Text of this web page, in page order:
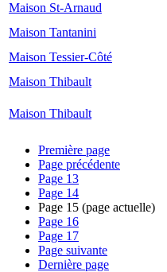
Maison St-Arnaud
Maison Tantanini
Maison Tessier-Côté
Maison Thibault
Maison Thibault
Première page
Page précédente
Page 13
Page 14
Page 15 (page actuelle)
Page 16
Page 17
Page suivante
Dernière page